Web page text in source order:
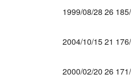
1999/08/28 26
2004/10/1521
2000/02/20 26